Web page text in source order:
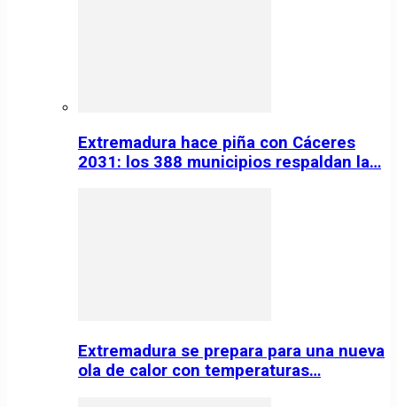
Extremadura hace piña con Cáceres
2031: los 388 municipios respaldan la…
Extremadura se prepara para una nueva
ola de calor con temperaturas…